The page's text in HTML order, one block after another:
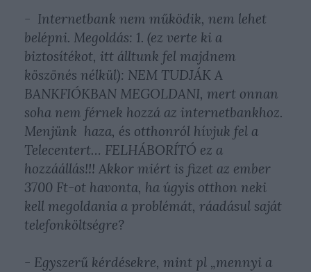
- Internetbank nem működik, nem lehet
belépni. Megoldás: 1. (ez verte ki a
biztosítékot, itt álltunk fel majdnem
köszönés nélkül): NEM TUDJÁK A
BANKFIÓKBAN MEGOLDANI, mert onnan
soha nem férnek hozzá az internetbankhoz.
Menjünk haza, és otthonról hívjuk fel a
Telecentert… FELHÁBORÍTÓ ez a
hozzáállás!!! Akkor miért is fizet az ember
3700 Ft-ot havonta, ha úgyis otthon neki
kell megoldania a problémát, ráadásul saját
telefonköltségre?
- Egyszerű kérdésekre, mint pl „mennyi a